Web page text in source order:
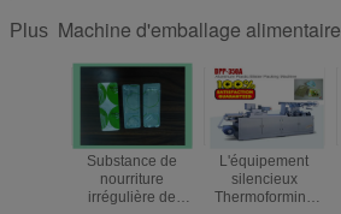
Plus Machine d'emballage alimentaire
Substance de
nourriture
irrégulière de
L'équipement
silencieux
Thermoforming